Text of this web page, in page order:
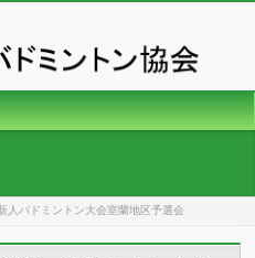
人バドミントン大会室蘭地区予選会